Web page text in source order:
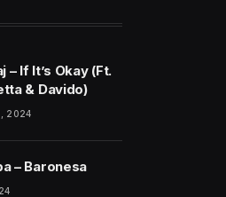
– If It’s Okay (Ft.
& Davido)
2024
– Baronesa